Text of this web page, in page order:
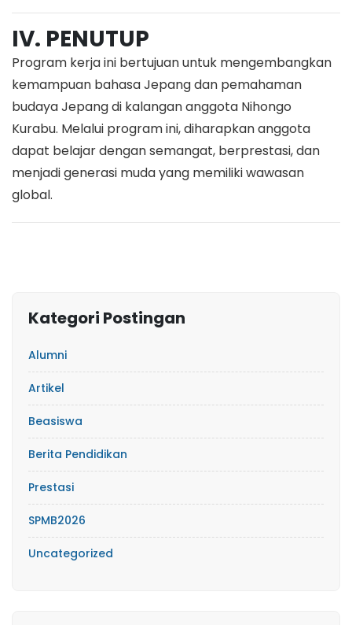
IV. PENUTUP
Program kerja ini bertujuan untuk mengembangkan
kemampuan bahasa Jepang dan pemahaman
budaya Jepang di kalangan anggota Nihongo
Kurabu. Melalui program ini, diharapkan anggota
dapat belajar dengan semangat, berprestasi, dan
menjadi generasi muda yang memiliki wawasan
global.
Kategori Postingan
Alumni
Artikel
Beasiswa
Berita Pendidikan
Prestasi
SPMB2026
Uncategorized